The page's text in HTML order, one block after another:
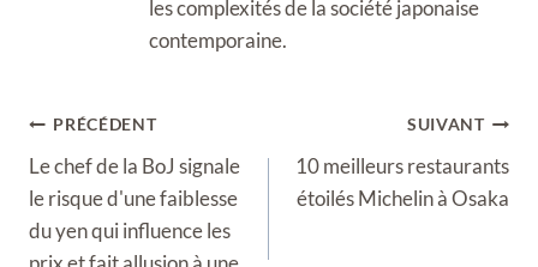
les complexités de la société japonaise
contemporaine.
Navigation
de
l’article
PRÉCÉDENT
Le chef de la BoJ signale
le risque d'une faiblesse
du yen qui influence les
SUIVANT
10 meilleurs restaurants
étoilés Michelin à Osaka